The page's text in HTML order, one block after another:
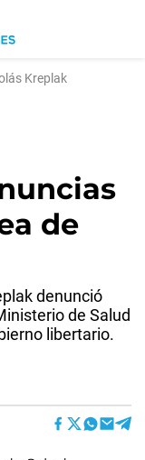
Kreplak
de
denunció
de Salud
libertario.